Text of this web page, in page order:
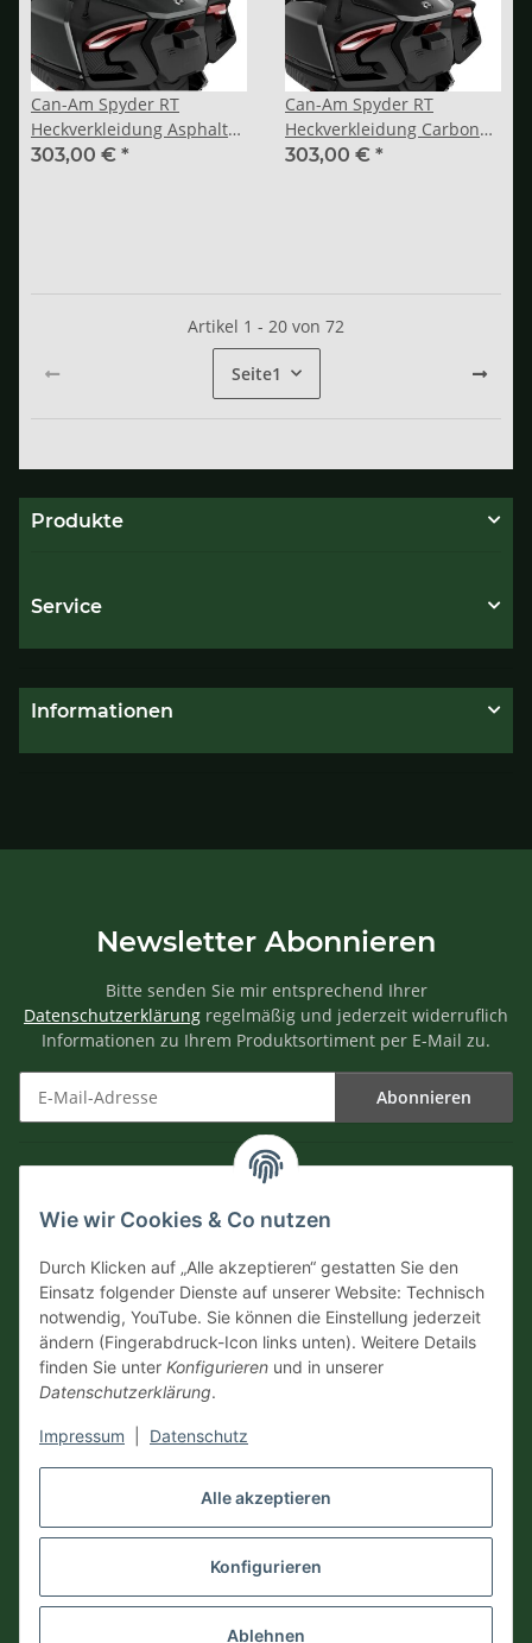
Alle akzeptieren
Konfigurieren
Ablehnen
Wie wir Cookies & Co nutzen
Durch Klicken auf „Alle akzeptieren“ gestatten Sie den
Einsatz folgender Dienste auf unserer Website: Technisch
notwendig, YouTube. Sie können die Einstellung jederzeit
ändern (Fingerabdruck-Icon links unten). Weitere Details
finden Sie unter Konfigurieren und in unserer
Datenschutzerklärung.
Impressum Datenschutz
Can-Am Spyder RT
Heckverkleidung Asphalt
Grey
303,00 € *
Can-Am Spyder RT
Heckverkleidung Carbon
Schwarz
303,00 € *
Artikel 1 - 20 von 72
Seite1
Produkte
Service
Informationen
Newsletter Abonnieren
Bitte senden Sie mir entsprechend Ihrer
Datenschutzerklärung regelmäßig und jederzeit widerruflich
Informationen zu Ihrem Produktsortiment per E-Mail zu.
Abonnieren
Zahlungsarten
Vertrag widerrufen
* Alle Preise inkl. gesetzlicher USt., zzgl.Versand